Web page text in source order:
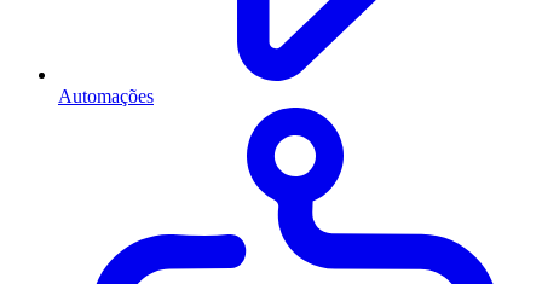
Automações